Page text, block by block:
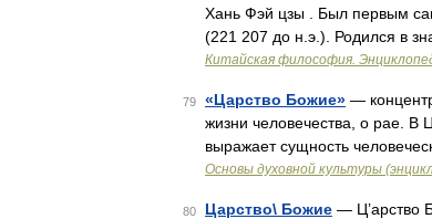
Хань Фэй цзы . Был первым
(221 207 до н.э.). Родился в
Китайская философия.
79 «Царство Божие» —
жизни человечества, о рае. В
выражает сущность
Основы духовной культуры
80 Царство\ Божие — Ц’арство